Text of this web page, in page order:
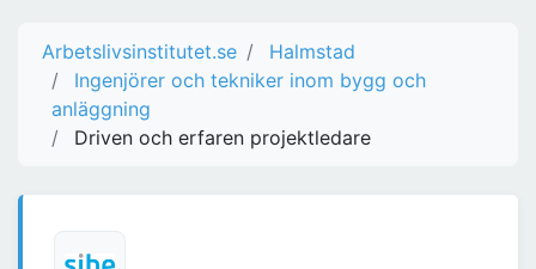
Arbetslivsinstitutet.se
Halmstad
Ingenjörer och tekniker inom bygg och
anläggning
Driven och erfaren projektledare